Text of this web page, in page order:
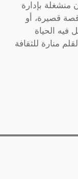
منشغلة بإدارة
قصة قصيرة، أو
فيه الحياة
منارة للثقافة